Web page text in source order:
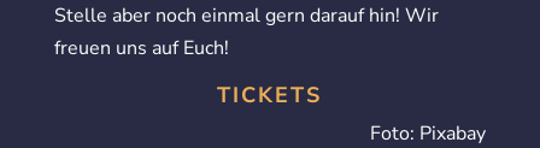
Stelle aber noch einmal gern darauf hin! Wir
freuen uns auf Euch!
TICKETS
Foto: Pixabay